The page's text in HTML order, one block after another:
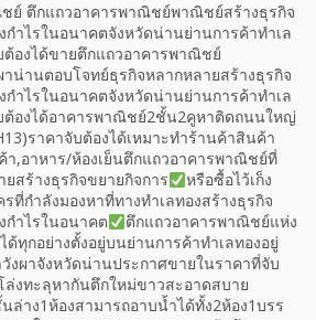
ย์ ตึกแถวอาคารพาณิชย์พาณิชย์สร้างธุรกิจ
กำไรในอนาคตจังหวัดน่านย่านการค้าทำเล
ต้องได้ขายตึกแถวอาคารพาณิชย์
น่านตอบโจทย์ธุรกิจหลากหลายสร้างธุรกิจ
กำไรในอนาคตจังหวัดน่านย่านการค้าทำเล
ต้องได้อาคารพาณิชย์2ชั้น2คูหาติดถนนใหญ่
ราคาจับต้องได้เหมาะทำร้านค้าสินค้า
า,อาหาร/ห้องเย็นตึกแถวอาคารพาณิชย์ที่
สร้างธุรกิจขยายกิจการ
หรือซื้อไว้เก็ง
ที่กำลังมองหาที่ทางทำเลทองสร้างธุรกิจ
กำไรในอนาคต
ตึกแถวอาคารพาณิชย์แห่ง
ทุกอย่างตั้งอยู่บนย่านการค้าทำเลทองอยู่
วังผาจังหวัดน่านประกาศขายในราคาที่จับ
งทะลุหากันตึกใหม่ขาวสะอาดสบาย
าง1ห้องสามารถอาบน้ำได้ทั้ง2ห้อง1บรร